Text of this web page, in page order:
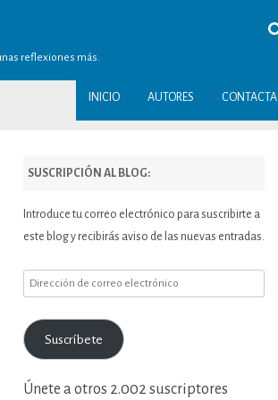
reflexiones más.
INICIO AUTORES CONTACTA
SUSCRIPCIÓN AL BLOG:
Introduce tu correo electrónico para suscribirte a
este blog y recibirás aviso de las nuevas entradas.
Dirección
correo
electrónico
Suscríbete
Únete a otros 2.002 suscriptores